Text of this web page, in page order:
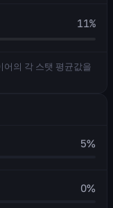
11%
의 각 스탯 평균값을
5%
0%